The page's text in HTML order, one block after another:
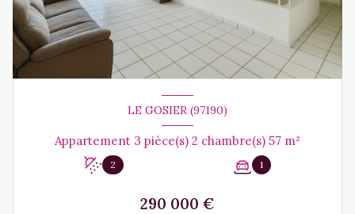
LE GOSIER (97190)
Appartement 3 pièce(s) 2 chambre(s) 57 m²
2 1
290 000 €